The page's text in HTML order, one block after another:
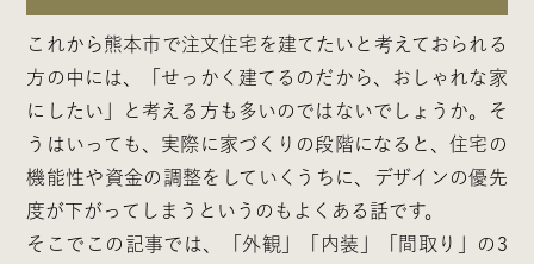
これから熊本市で注文住宅を建てたいと考えておられる
方の中には、「せっかく建てるのだから、おしゃれな家
にしたい」と考える方も多いのではないでしょうか。そ
うはいっても、実際に家づくりの段階になると、住宅の
機能性や資金の調整をしていくうちに、デザインの優先
度が下がってしまうというのもよくある話です。
そこでこの記事では、「外観」「内装」「間取り」の3